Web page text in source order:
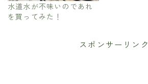
水道水が不味いのであれ
を買ってみた！
スポンサーリンク